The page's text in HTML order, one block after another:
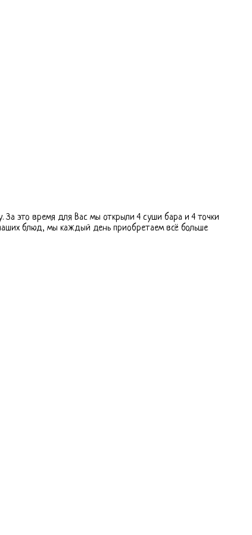
За это время для Вас мы открыли 4 суши бара и 4 точки
блюд, мы каждый день приобретаем всё больше